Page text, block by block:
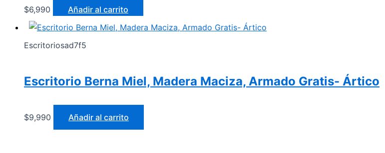
$6,990 Añadir al carrito
Escritoriosad7f5
Escritorio Berna Miel, Madera Maciza, Armado Gratis- Ártico
$9,990 Añadir al carrito